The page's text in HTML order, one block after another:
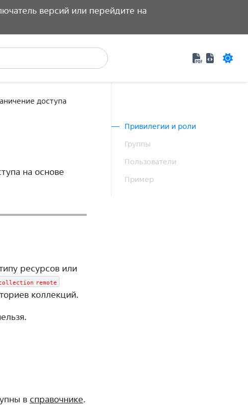
версий или перейдите на
доступа
на основе
ресурсов или
remote
коллекций.
в справочнике.
Привилегии и роли
Группы
Пользователи
Пример